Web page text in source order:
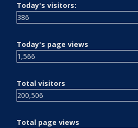
Today's visitors:
386
Today's page views
1,566
Total visitors
200,506
Total page views